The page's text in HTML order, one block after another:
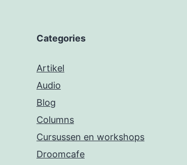
Categories
Artikel
Audio
Blog
Columns
Cursussen en workshops
Droomcafe